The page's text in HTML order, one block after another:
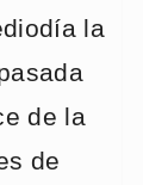
la
de la
de